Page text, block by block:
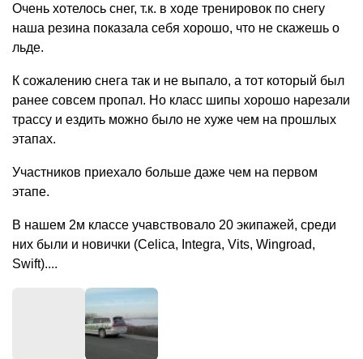
Очень хотелось снег, т.к. в ходе тренировок по снегу
наша резина показала себя хорошо, что не скажешь о
льде.
К сожалению снега так и не выпало, а тот который был
ранее совсем пропал. Но класс шипы хорошо нарезали
трассу и ездить можно было не хуже чем на прошлых
этапах.
Участников приехало больше даже чем на первом
этапе.
В нашем 2м классе учавствовало 20 экипажей, среди
них были и новички (Celica, Integra, Vits, Wingroad,
Swift)....